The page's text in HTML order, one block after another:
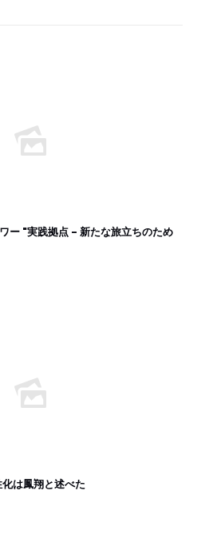
ー "実践拠点 - 新たな旅立ちのため
は鳳翔と述べた